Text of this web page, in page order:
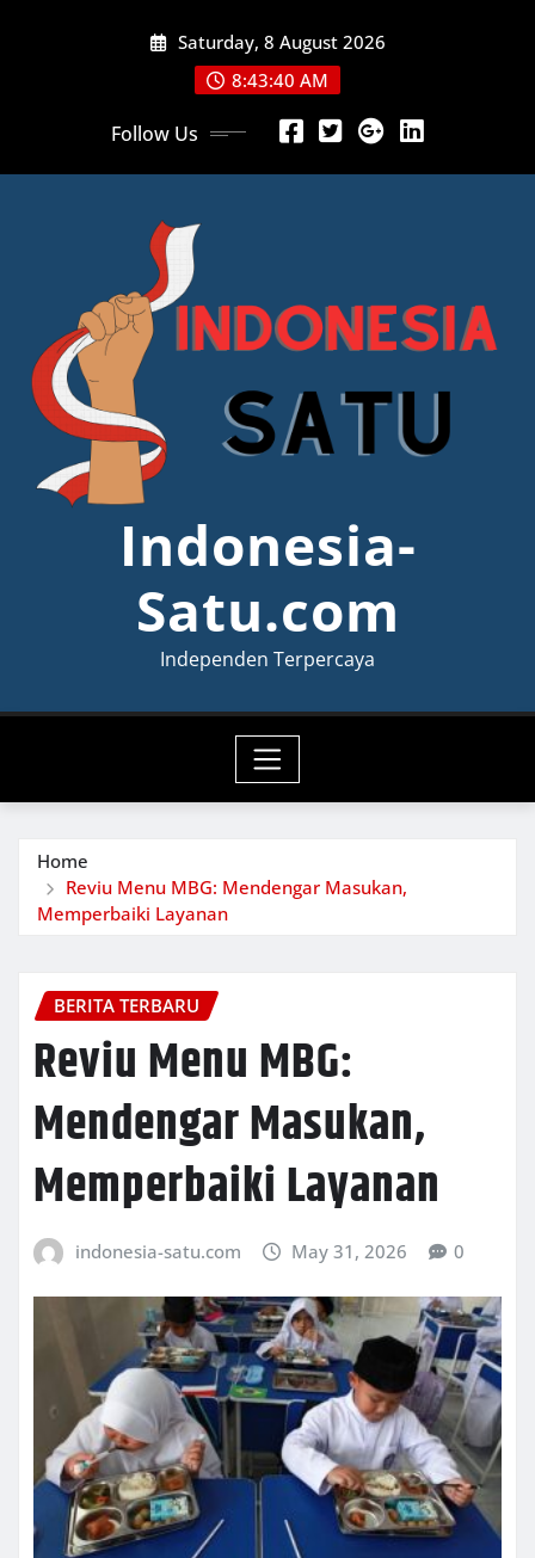
Saturday, 8 August 2026
8:43:42 AM
Follow Us
Indonesia-
Satu.com
Independen Terpercaya
Home
Reviu Menu MBG: Mendengar Masukan,
Memperbaiki Layanan
BERITA TERBARU
Reviu Menu MBG:
Mendengar Masukan,
Memperbaiki Layanan
indonesia-satu.com May 31, 2026 0